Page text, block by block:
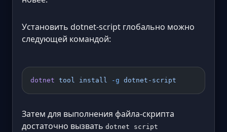
Установить dotnet-script глобально можно
следующей командой:
dotnet tool install -g dotnet-script
Затем для выполнения файла-скрипта
достаточно вызвать dotnet script